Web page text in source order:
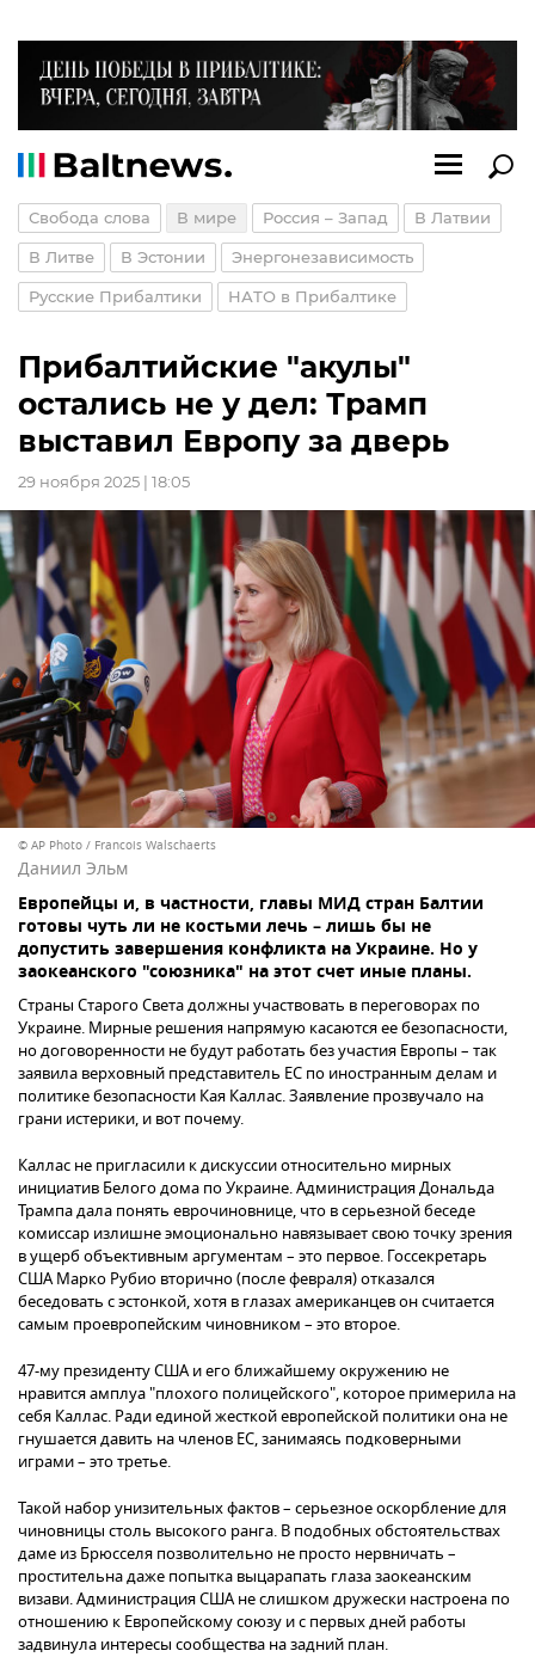
Свобода слова В мире Россия – Запад В Латвии
В Литве В Эстонии Энергонезависимость
Русские Прибалтики НАТО в Прибалтике
Прибалтийские "акулы"
остались не у дел: Трамп
выставил Европу за дверь
29 ноября 2025 | 18:05
© AP Photo / Francois Walschaerts
Даниил Эльм
Европейцы и, в частности, главы МИД стран Балтии
готовы чуть ли не костьми лечь – лишь бы не
допустить завершения конфликта на Украине. Но у
заокеанского "союзника" на этот счет иные планы.
Страны Старого Света должны участвовать в переговорах по
Украине. Мирные решения напрямую касаются ее безопасности,
но договоренности не будут работать без участия Европы – так
заявила верховный представитель ЕС по иностранным делам и
политике безопасности Кая Каллас. Заявление прозвучало на
грани истерики, и вот почему.
Каллас не пригласили к дискуссии относительно мирных
инициатив Белого дома по Украине. Администрация Дональда
Трампа дала понять еврочиновнице, что в серьезной беседе
комиссар излишне эмоционально навязывает свою точку зрения
в ущерб объективным аргументам – это первое. Госсекретарь
США Марко Рубио вторично (после февраля) отказался
беседовать с эстонкой, хотя в глазах американцев он считается
самым проевропейским чиновником – это второе.
47-му президенту США и его ближайшему окружению не
нравится амплуа "плохого полицейского", которое примерила на
себя Каллас. Ради единой жесткой европейской политики она не
гнушается давить на членов ЕС, занимаясь подковерными
играми – это третье.
Такой набор унизительных фактов – серьезное оскорбление для
чиновницы столь высокого ранга. В подобных обстоятельствах
даме из Брюсселя позволительно не просто нервничать –
простительна даже попытка выцарапать глаза заокеанским
визави. Администрация США не слишком дружески настроена по
отношению к Европейскому союзу и с первых дней работы
задвинула интересы сообщества на задний план.